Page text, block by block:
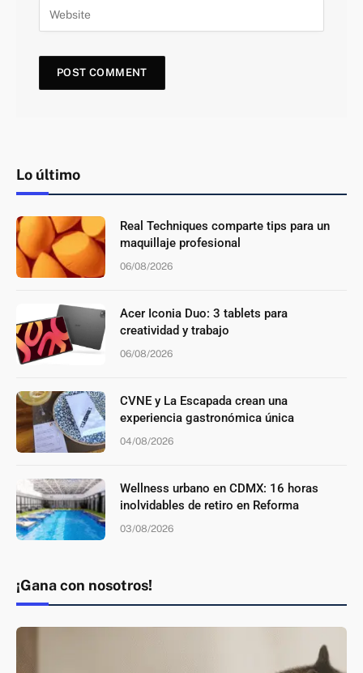
Lo último
Real Techniques comparte tips para un
maquillaje profesional
06/08/2026
Acer Iconia Duo: 3 tablets para
creatividad y trabajo
06/08/2026
CVNE y La Escapada crean una
experiencia gastronómica única
04/08/2026
Wellness urbano en CDMX: 16 horas
inolvidables de retiro en Reforma
03/08/2026
¡Gana con nosotros!